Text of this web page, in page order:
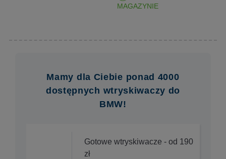
MAGAZYNIE
Mamy dla Ciebie ponad 4000
dostępnych wtryskiwaczy do
BMW!
Gotowe wtryskiwacze - od 190
zł